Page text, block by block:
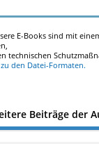
E-Books sind mit
technischen
den Datei-Formaten.
Beiträge der